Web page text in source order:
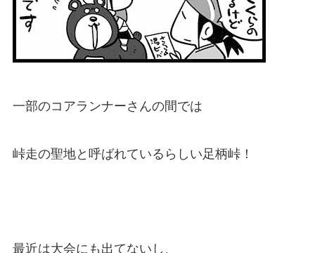
一部のコアランナーさんの間では
峠走の聖地と呼ばれているらしい足柄峠！
最近は大会にも出てないし、